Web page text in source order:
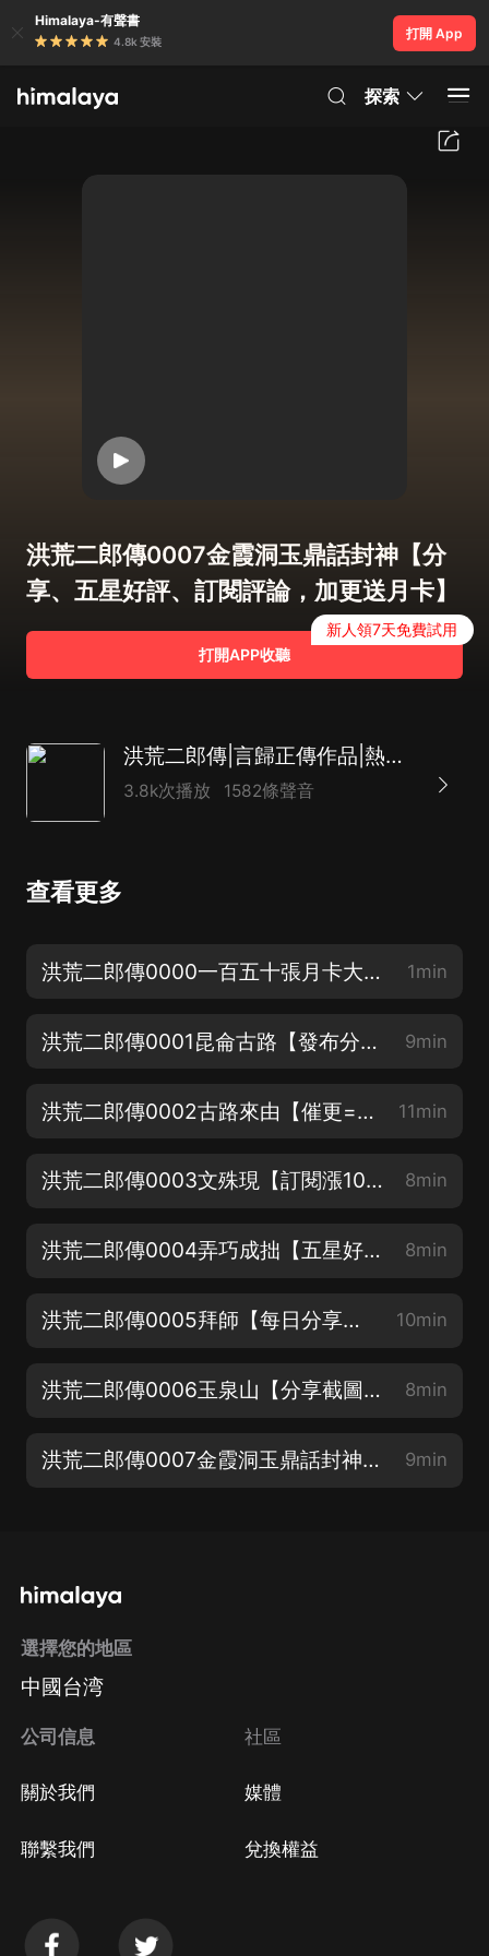
Himalaya-有聲書
4.8k 安裝
打開 App
探索
洪荒二郎傳0007金霞洞玉鼎話封神【分
享、五星好評、訂閱評論，加更送月卡】
打開APP收聽
新人領7天免費試用
洪荒二郎傳|言歸正傳作品|熱血爆笑|嗨揚多人有聲劇
3.8k次播放 1582條聲音
查看更多
洪荒二郎傳0000一百五十張月卡大放送 1min
洪荒二郎傳0001昆侖古路【發布分享+五星好評截圖到第一集，抽月卡！】 9min
洪荒二郎傳0002古路來由【催更=分享+五星好評⭐️⭐️⭐️⭐️⭐️】 11min
洪荒二郎傳0003文殊現【訂閱漲1000，加更1集】 8min
洪荒二郎傳0004弄巧成拙【五星好評漲200，加更1集】 8min
洪荒二郎傳0005拜師【每日分享每漲200，加更1集】 10min
洪荒二郎傳0006玉泉山【分享截圖發到評論區，抽月卡】 8min
洪荒二郎傳0007金霞洞玉鼎話封神【分享、五星好評、訂閱評論，加更送月卡】 9min
選擇您的地區
中國台湾
公司信息
關於我們
聯繫我們
社區
媒體
兌換權益